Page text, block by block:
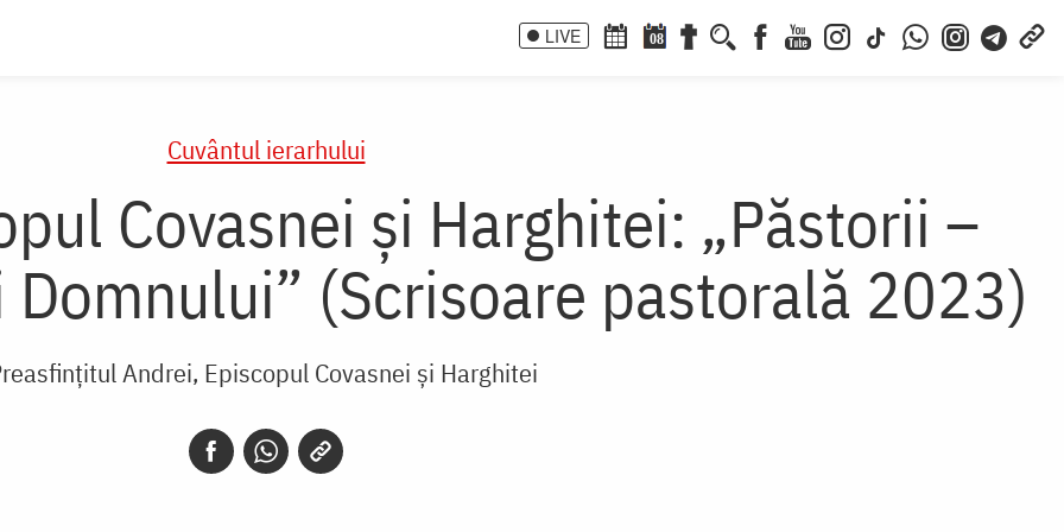
LIVE 08
Cuvântul ierarhului
Covasnei și Harghitei: „Păstorii –
(Scrisoare pastorală 2023)
Andrei, Episcopul Covasnei și Harghitei